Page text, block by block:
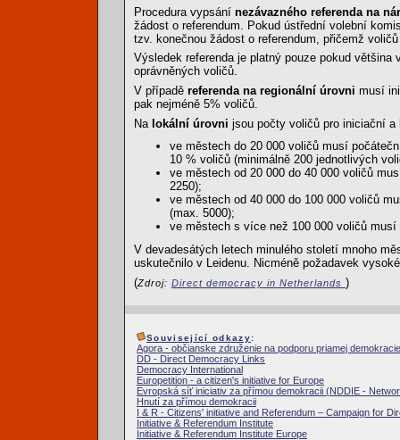
Procedura vypsání nezávazného referenda na
žádost o referendum. Pokud ústřední volební
tzv. konečnou žádost o referendum, přičemž
Výsledek referenda je platný pouze pokud
oprávněných voličů.
V případě referenda na regionální úrovni musí
pak nejméně 5% voličů.
Na lokální úrovni jsou počty voličů pro iniciační
ve městech do 20 000 voličů musí
10 % voličů (minimálně 200 jednotlivých
ve městech od 20 000 do 40 000 voličů
2250);
ve městech od 40 000 do 100 000 voličů
(max. 5000);
ve městech s více než 100 000 voličů
V devadesátých letech minulého století mnoho
uskutečnilo v Leidenu. Nicméně požadavek
(Zdroj: Direct democracy in Netherlands )
Související odkazy:
Agora - občianske združenie na podporu priamej demokracie
DD - Direct Democracy Links
Democracy International
Europetition - a citizen's initiative for Europe
Evropská síť iniciativ za přímou demokracii (NDDIE -
Hnutí za přímou demokracii
I & R - Citizens' initiative and Referendum – Campaign for
Initiative & Referendum Institute
Initiative & Referendum Institute Europe